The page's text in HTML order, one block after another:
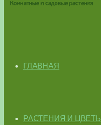
ГЛАВНАЯ
РАСТЕНИЯ И ЦВЕТЫ